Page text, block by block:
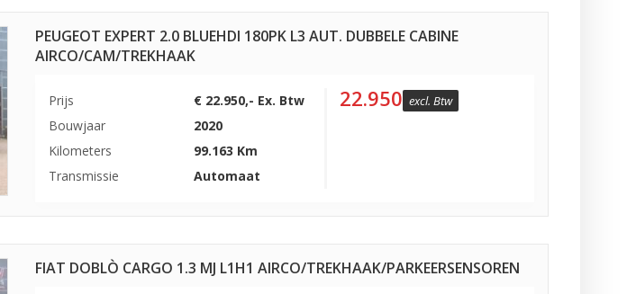
PEUGEOT EXPERT 2.0 BLUEHDI 180PK L3 AUT. DUBBELE CABINE
AIRCO/CAM/TREKHAAK
Prijs
€ 22.950,- Ex. Btw
Bouwjaar
2020
Kilometers
99.163 Km
Transmissie
Automaat
22.950 excl. Btw
FIAT DOBLÒ CARGO 1.3 MJ L1H1 AIRCO/TREKHAAK/PARKEERSENSOREN